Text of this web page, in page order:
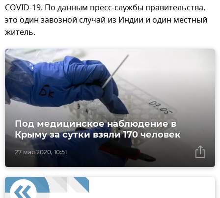
COVID-19. По данным пресс-службы правительства,
это один завозной случай из Индии и один местный
житель.
27 мая 2020, 10:51
Под медицинское наблюдение в
Крыму за сутки взяли 170 человек